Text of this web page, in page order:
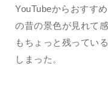
YouTubeからおすす
の昔の景色が見れて
もちょっと残ってい
しまった。